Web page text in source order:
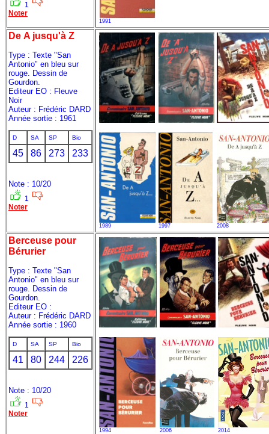
1
Noter
1991
De A jusqu'à Z
Type : Texte "San
Antonio" en bleu sur
rouge. Dessin de
Gourdon.
Editeur EO : Fleuve
Noir
Auteur : Frédéric DARD
Année sortie : 1961
D SA SP Bio
45 86 273 233
Note : 10/20
1
Noter
1989 1997 2008
Berceuse pour
Bérurier
Type : Texte "San
Antonio" en bleu sur
rouge. Dessin de
Gourdon.
Editeur EO :
Auteur : Frédéric DARD
Année sortie : 1960
D SA SP Bio
41 80 244 226
Note : 10/20
1
Noter
1994 2006 2014